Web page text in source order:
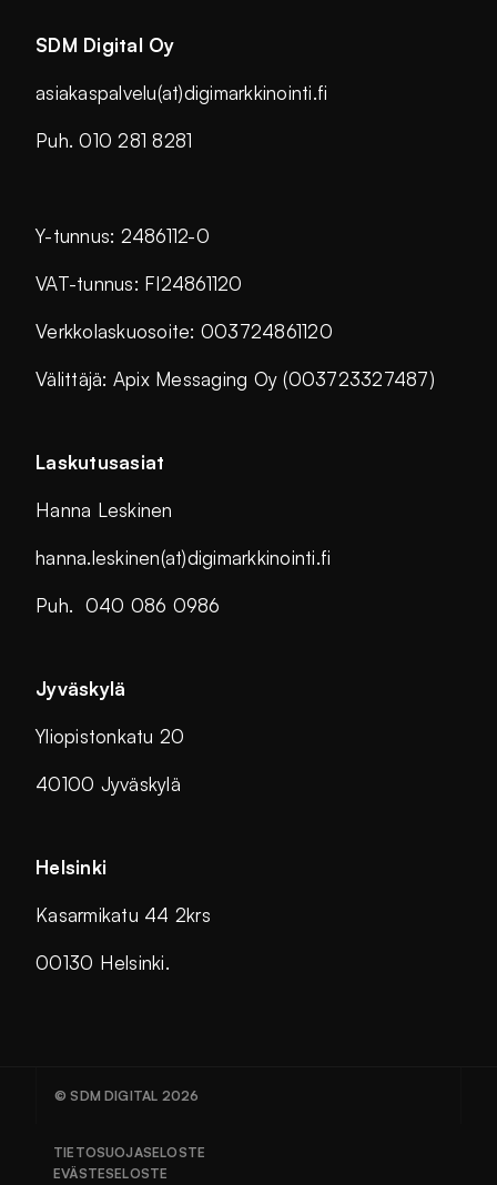
SDM Digital Oy
asiakaspalvelu(at)digimarkkinointi.fi
Puh. 010 281 8281
Y-tunnus: 2486112-0
VAT-tunnus: FI24861120
Verkkolaskuosoite: 003724861120
Välittäjä: Apix Messaging Oy (003723327487)
Laskutusasiat
Hanna Leskinen
hanna.leskinen(at)digimarkkinointi.fi
Puh. 040 086 0986
Jyväskylä
Yliopistonkatu 20
40100 Jyväskylä
Helsinki
Kasarmikatu 44 2krs
00130 Helsinki.
© SDM DIGITAL 2026
TIETOSUOJASELOSTE
EVÄSTESELOSTE